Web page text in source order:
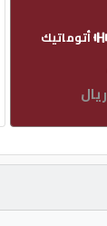
أتوماتيك
ريال